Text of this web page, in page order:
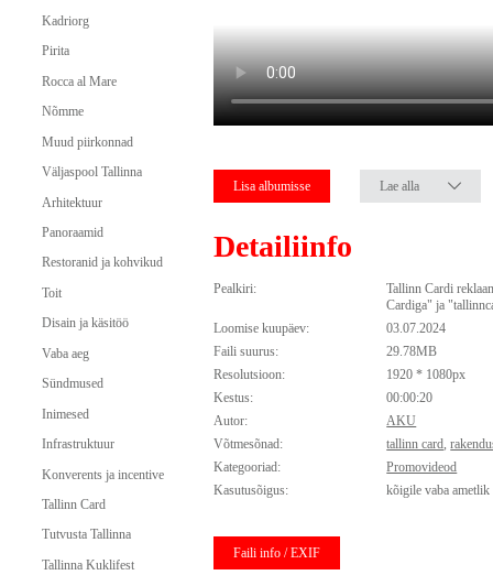
Kadriorg
Pirita
Rocca al Mare
Nõmme
Muud piirkonnad
Väljaspool Tallinna
Arhitektuur
Panoraamid
Restoranid ja kohvikud
Toit
Disain ja käsitöö
Vaba aeg
Sündmused
Inimesed
Infrastruktuur
Konverents ja incentive
Tallinn Card
Tutvusta Tallinna
Tallinna Kuklifest
Lisa albumisse Lae alla
Detailiinfo
Pealkiri:
Tallinn Cardi
Cardiga" ja
Loomise kuupäev:
03.07.2024
Faili suurus:
29.78MB
Resolutsioon:
1920 * 1080px
Kestus:
00:00:20
Autor:
AKU
Võtmesõnad:
tallinn card,
Kategooriad:
Promovideod
Kasutusõigus:
kõigile vaba
Faili info / EXIF